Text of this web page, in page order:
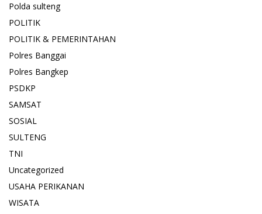
Polda sulteng
POLITIK
POLITIK & PEMERINTAHAN
Polres Banggai
Polres Bangkep
PSDKP
SAMSAT
SOSIAL
SULTENG
TNI
Uncategorized
USAHA PERIKANAN
WISATA